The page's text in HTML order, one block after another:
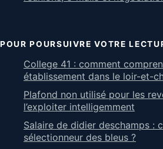
POUR POURSUIVRE VOTRE
College 41 : comment
établissement dans le loir-et-
Plafond non utilisé pour les
l’exploiter intelligemment
Salaire de didier deschamps :
sélectionneur des bleus ?